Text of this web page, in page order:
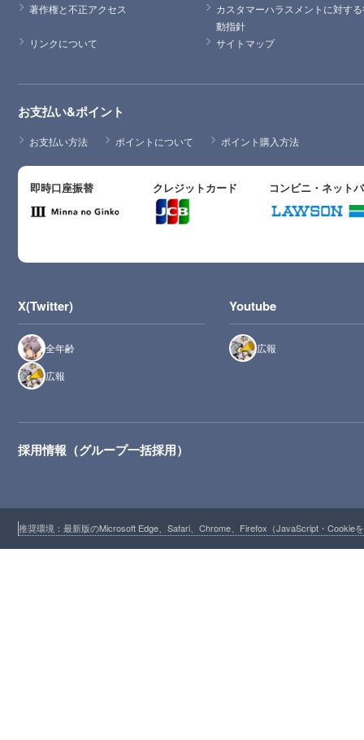
著作権と不正アクセス
カスタマーハラスメントに対す
動指針
リンクについて
サイトマップ
お支払い&ポイント
お支払い方法 ポイントについて ポイント購入方法
即時口座振替 クレジットカード コンビニ・ネット
X(Twitter)
全年齢
広報
Youtube
広報
採用情報（グループ一括採用）
推奨環境：最新版のMicrosoft Edge、Safari、Chrome、Firefox（JavaScript・Cookie